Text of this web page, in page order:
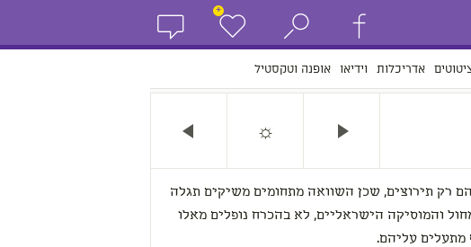
+
אדריכלות וידיאו אופנה וטקסטיל
☼
רק תירוצים, שכן השוואה מתחומים משיקים תגלה
והמוסיקה הישראליים, לא בהכרח נופלים מאלו
מתעלים עליהם.